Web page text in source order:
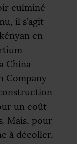
culminé
il s’agit
en
China
Company
un coût
Mais, pour
à décoller,